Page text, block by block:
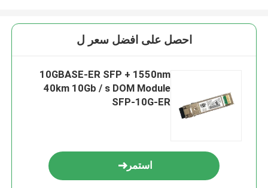
احصل على افضل سعر ل
10GBASE-ER SFP + 1550nm
40km 10Gb / s DOM Module
SFP-10G-ER
استمر